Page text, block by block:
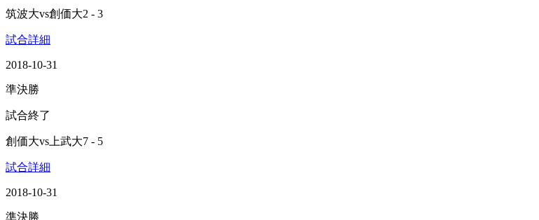
筑波大vs創価大2 - 3
試合詳細
2018-10-31
準決勝
試合終了
創価大vs 上武大7 - 5
試合詳細
2018-10-31
準決勝